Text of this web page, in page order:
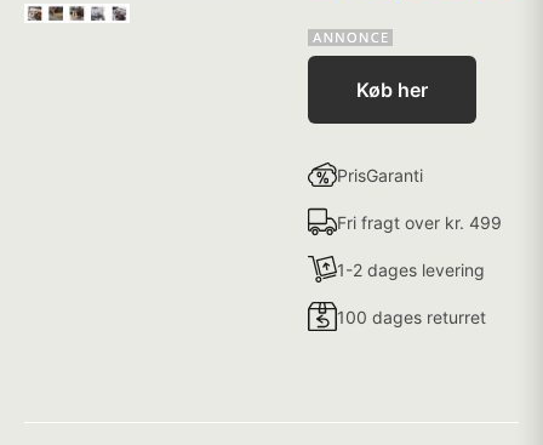
Køb her
PrisGaranti
Fri fragt over kr. 499
1-2 dages levering
100 dages returret